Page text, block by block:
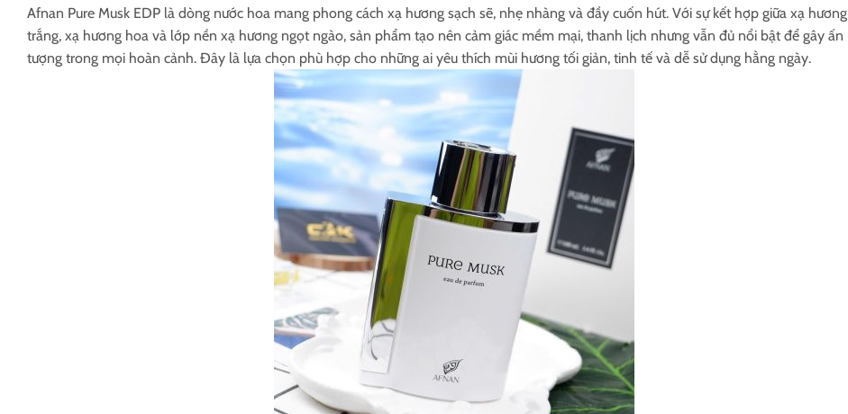
Afnan Pure Musk EDP là dòng nước hoa mang phong cách xạ hương sạch sẽ, nhẹ nhàng và đầy cuốn hút. Với sự kết hợp giữa xạ hương
trắng, xạ hương hoa và lớp nền xạ hương ngọt ngào, sản phẩm tạo nên cảm giác mềm mại, thanh lịch nhưng vẫn đủ nổi bật để gây ấn
tượng trong mọi hoàn cảnh. Đây là lựa chọn phù hợp cho những ai yêu thích mùi hương tối giản, tinh tế và dễ sử dụng hằng ngày.